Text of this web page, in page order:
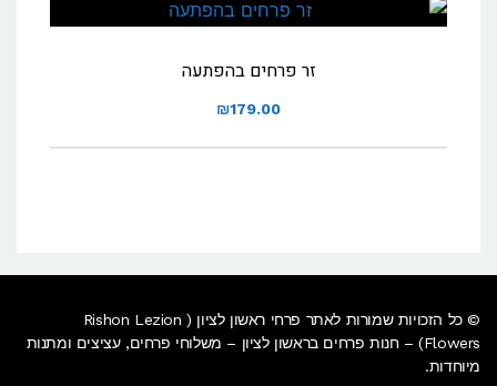
זר פרחים בהפתעה
₪179.00
© כל הזכויות שמורות לאתר פרחי ראשון לציון ( Rishon Lezion
Flowers) – חנות פרחים בראשון לציון – משלוחי פרחים, עציצים ומתנות
מיוחדות.